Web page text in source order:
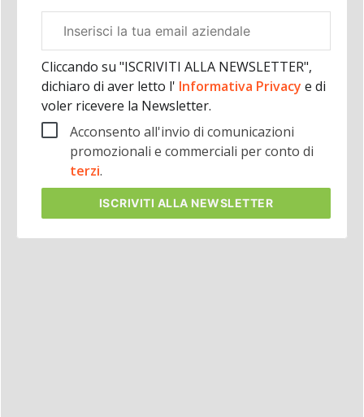
aziendale
Cliccando su "ISCRIVITI ALLA NEWSLETTER",
dichiaro di aver letto l' Informativa Privacy e di
voler ricevere la Newsletter.
Acconsento all'invio di comunicazioni
promozionali e commerciali per conto di
terzi.
ISCRIVITI ALLA NEWSLETTER